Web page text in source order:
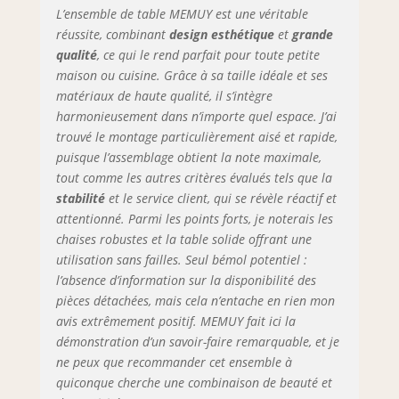
en ajustant les
pieds Plateau en
verre trempé
durable avec bords
lisses : fabriquée
par traitement
thermique en
verre trempé, cette
table de salle à
manger en verre
est 3 à 5 fois plus
résistante que le
verre ordinaire de
la même
épaisseur. Avec 0,8
cm d'épaisseur,
elle est conçue
pour résister aux
chocs et minimiser
les éclats. Les
bords arrondis
L’ensemble de table MEMUY est une véritable
réussite, combinant design esthétiqueet grande
qualité, ce qui le rend parfait pour toute petite
maison ou cuisine. Grâce à sa taille idéale et ses
matériaux de haute qualité, il s’intègre
harmonieusement dans n’importe quel espace. J’ai
trouvé le montage particulièrement aisé et rapide,
puisque l’assemblage obtient la note maximale,
tout comme les autres critères évalués tels que la
stabilitéet le service client, qui se révèle réactif et
attentionné. Parmi les points forts, je noterais les
chaises robustes et la table solide offrant une
utilisation sans failles. Seul bémol potentiel :
l’absence d’information sur la disponibilité des
pièces détachées, mais cela n’entache en rien mon
avis extrêmement positif. MEMUY fait ici la
démonstration d’un savoir-faire remarquable, et je
ne peux que recommander cet ensemble à
quiconque cherche une combinaison de beauté et